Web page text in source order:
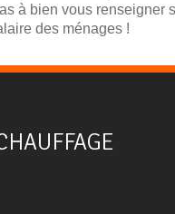
à bien vous
des ménages !